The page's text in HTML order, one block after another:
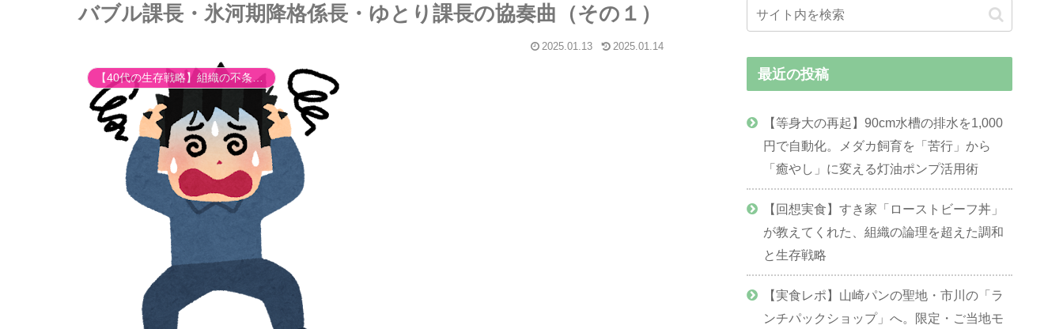
バブル課長・氷河期降格係長・ゆとり課長の協奏曲（その１）
2025.01.13 2025.01.14
【40代の生存戦略】組織の不条理とキャリア再構築 最近の投稿
【等身大の再起】90cm水槽の排水を1,000
円で自動化。メダカ飼育を「苦行」から
「癒やし」に変える灯油ポンプ活用術
【回想実食】すき家「ローストビーフ丼」
が教えてくれた、組織の論理を超えた調和
と生存戦略
【実食レポ】山崎パンの聖地・市川の「ラ
ンチパックショップ」へ。限定・ご当地モ